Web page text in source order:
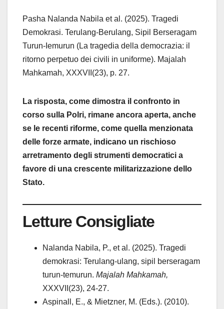
Pasha Nalanda Nabila et al. (2025). Tragedi
Demokrasi. Terulang-Berulang, Sipil Berseragam
Turun-Iemurun (La tragedia della democrazia: il
ritorno perpetuo dei civili in uniforme). Majalah
Mahkamah, XXXVII(23), p. 27.
La risposta, come dimostra il confronto in
corso sulla Polri, rimane ancora aperta, anche
se le recenti riforme, come quella menzionata
delle forze armate, indicano un rischioso
arretramento degli strumenti democratici a
favore di una crescente militarizzazione dello
Stato.
Letture Consigliate
Nalanda Nabila, P., et al. (2025). Tragedi
demokrasi: Terulang-ulang, sipil berseragam
turun-temurun. Majalah Mahkamah,
XXXVII(23), 24-27.
Aspinall, E., & Mietzner, M. (Eds.). (2010).